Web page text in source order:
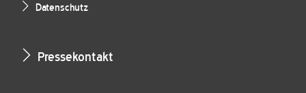
Datenschutz
Pressekontakt